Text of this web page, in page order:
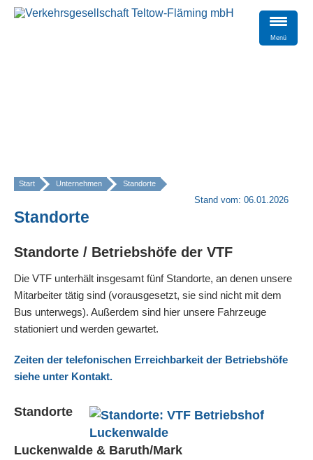
Start Unternehmen Standorte »
Stand vom: 06.01.2026
Standorte
Standorte / Betriebshöfe der VTF
Die VTF unterhält insgesamt fünf Standorte, an denen unsere
Mitarbeiter tätig sind (vorausgesetzt, sie sind nicht mit dem
Bus unterwegs). Außerdem sind hier unsere Fahrzeuge
stationiert und werden gewartet.
Zeiten der telefonischen Erreichbarkeit der Betriebshöfe
siehe unter Kontakt.
Standorte
Luckenwalde & Baruth/Mark
Menü